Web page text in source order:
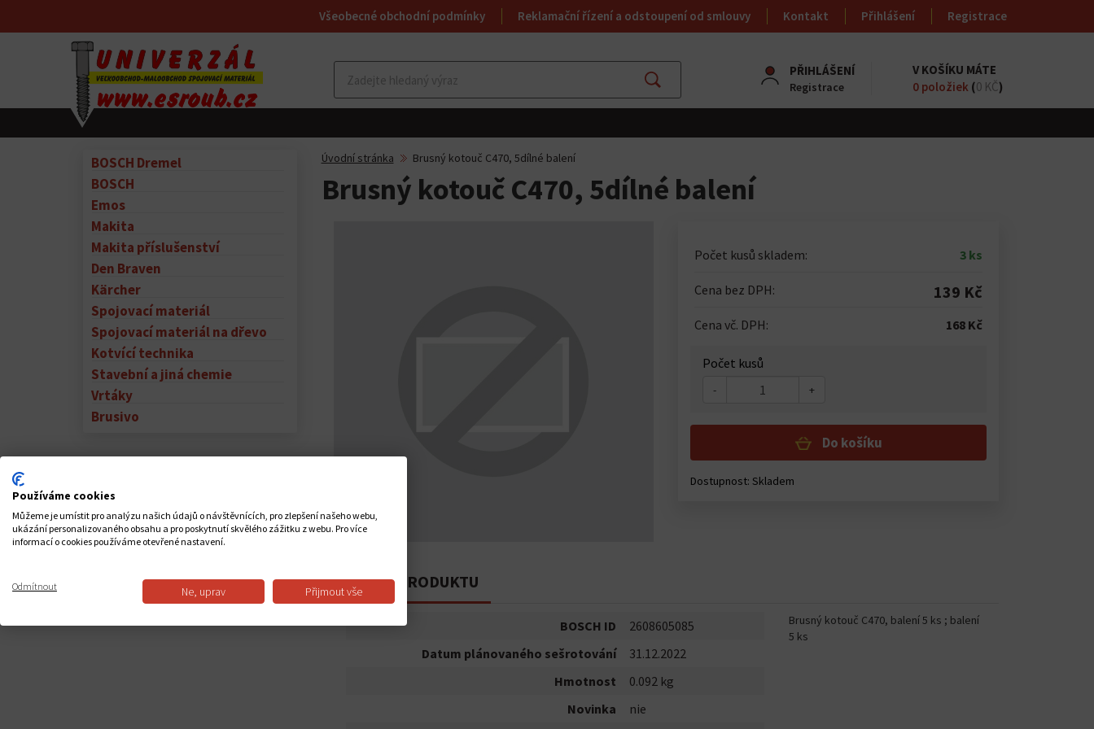
Všeobecné obchodní podmínky Reklamační řízení a odstoupení od smlouvy Kontakt Přihlášení Registrace
Najít
PŘIHLÁŠENÍ
Registrace
V KOŠÍKU MÁTE
0 položiek (0 KČ)
BOSCH Dremel
BOSCH
Emos
Makita
Makita příslušenství
Den Braven
Kärcher
Spojovací materiál
Spojovací materiál na dřevo
Kotvící technika
Stavební a jiná chemie
Vrtáky
Brusivo
Úvodní stránka Brusný kotouč C470, 5dílné balení
Brusný kotouč C470, 5dílné balení
Počet kusů skladem: 3 ks
Cena bez DPH: 139 Kč
Cena vč. DPH: 168 Kč
Počet kusů
- +
Do košíku
Dostupnost: Skladem
POPIS PRODUKTU
Brusný kotouč C470, balení 5 ks ; balení
5 ks
BOSCH ID
2608605085
Datum plánovaného sešrotování
31.12.2022
Hmotnost
0.092 kg
Novinka
nie
Používáme cookies
Můžeme je umístit pro analýzu našich údajů o návštěvnících, pro zlepšení našeho webu,
ukázání personalizovaného obsahu a pro poskytnutí skvělého zážitku z webu. Pro více
informací o cookies používáme otevřené nastavení.
Odmítnout Ne, uprav Přijmout vše